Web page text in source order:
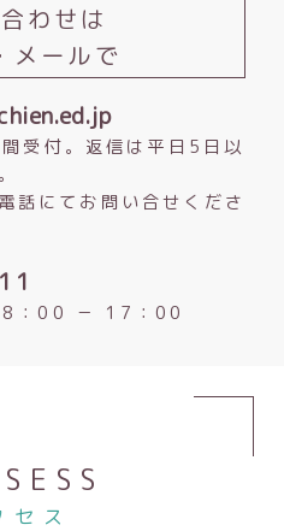
わせは
メールで
受付。返信は平日5日以
話にてお問い合せくださ
8：00 － 17：00
セス